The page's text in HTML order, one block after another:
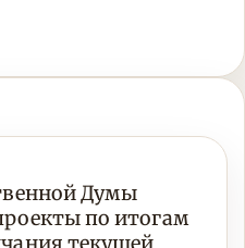
Думы
по итогам